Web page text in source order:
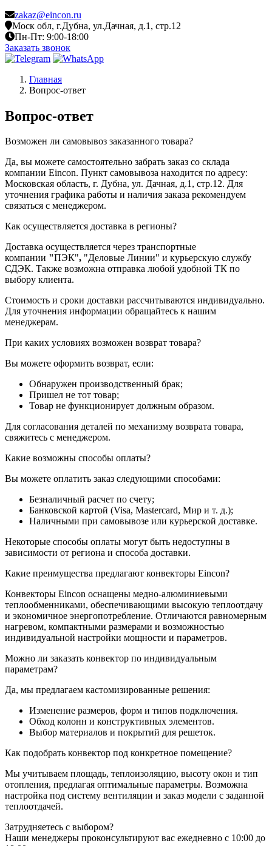
zakaz@eincon.ru
Моск обл, г.Дубна, ул.Дачная, д.1, стр.12
Пн-Пт: 9:00-18:00
Заказать звонок
Главная
Вопрос-ответ
Вопрос-ответ
Возможен ли самовывоз заказанного товара?
Да, вы можете самостоятельно забрать заказ со склада
компании Eincon. Пункт самовывоза находится по адресу:
Московская область, г. Дубна, ул. Дачная, д.1, стр.12. Для
уточнения графика работы и наличия заказа рекомендуем
связаться с менеджером.
Как осуществляется доставка в регионы?
Доставка осуществляется через транспортные
компании "ПЭК", "Деловые Линии" и курьерскую службу
СДЭК. Также возможна отправка любой удобной ТК по
выбору клиента.
Стоимость и сроки доставки рассчитываются индивидуально.
Для уточнения информации обращайтесь к нашим
менеджерам.
При каких условиях возможен возврат товара?
Вы можете оформить возврат, если:
Обнаружен производственный брак;
Пришел не тот товар;
Товар не функционирует должным образом.
Для согласования деталей по механизму возврата товара,
свяжитесь с менеджером.
Какие возможны способы оплаты?
Вы можете оплатить заказ следующими способами:
Безналичный расчет по счету;
Банковской картой (Visa, Mastercard, Мир и т. д.);
Наличными при самовывозе или курьерской доставке.
Некоторые способы оплаты могут быть недоступны в
зависимости от региона и способа доставки.
Какие преимущества предлагают конвекторы Eincon?
Конвекторы Eincon оснащены медно-алюминиевыми
теплообменниками, обеспечивающими высокую теплоотдачу
и экономичное энергопотребление. Отличаются равномерным
нагревом, компактными размерами и возможностью
индивидуальной настройки мощности и параметров.
Можно ли заказать конвектор по индивидуальным
параметрам?
Да, мы предлагаем кастомизированные решения:
Изменение размеров, форм и типов подключения.
Обход колонн и конструктивных элементов.
Выбор материалов и покрытий для решеток.
Как подобрать конвектор под конкретное помещение?
Мы учитываем площадь, теплоизоляцию, высоту окон и тип
отопления, предлагая оптимальные параметры. Возможна
настройка под систему вентиляции и заказ модели с заданной
теплоотдачей.
Затрудняетесь с выбором?
Наши менеджеры проконсультируют вас ежедневно с 10:00 до